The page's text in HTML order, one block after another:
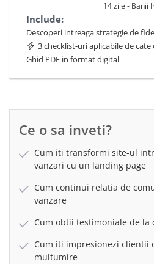
14 zile - Banii
Include:
Descoperi intreaga strategie de
3 checklist-uri aplicabile de cate
Ghid PDF in format digital
Ce o sa inveti?
Cum iti transformi site-ul
vanzari cu un landing page
Cum continui relatia de
vanzare
Cum obtii testimoniale de la
Cum iti impresionezi clientii
multumire